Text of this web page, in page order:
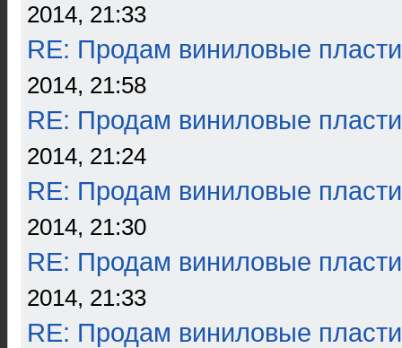
2014, 21:33
RE: Продам виниловые
2014, 21:58
RE: Продам виниловые
2014, 21:24
RE: Продам виниловые
2014, 21:30
RE: Продам виниловые
2014, 21:33
RE: Продам виниловые